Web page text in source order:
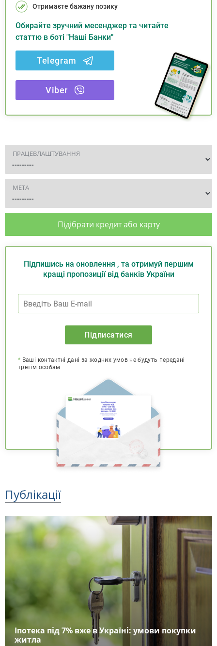
Отримаєте бажану позику
Обирайте зручний месенджер та читайте
статтю в боті "Наші Банки"
Telegram
Viber
ПРАЦЕВЛАШТУВАННЯ
МЕТА
Підібрати кредит або карту
Підпишись на оновлення , та отримуй першим
кращі пропозиції від банків України
Підписатися
* Ваші контактні дані за жодних умов не будуть передані
третім особам
Публікації
Іпотека під 7% вже в Україні: умови покупки
житла